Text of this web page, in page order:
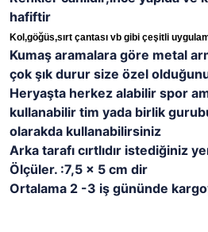
hafiftir
Kol,göğüs,sırt çantası vb gibi çeşitli
Kumaş aramalara göre metal
çok şık durur size özel
Heryaşta herkez alabilir spor
kullanabilir tim yada birlik
olarakda kullanabilirsiniz
Arka tarafı cırtlıdır istediğiniz
Ölçüler. :7,5 x 5 cm dir
Ortalama 2 -3 iş gününde